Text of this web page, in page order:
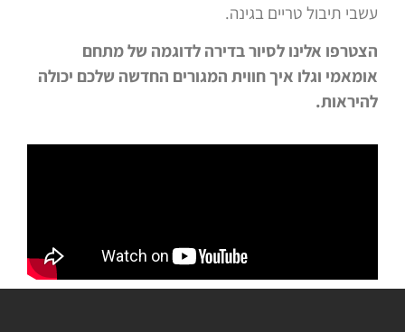
עשבי תיבול טריים בגינה.
הצטרפו אלינו לסיור בדירה לדוגמה של מתחם
אומאמי וגלו איך חווית המגורים החדשה שלכם יכולה
להיראות.